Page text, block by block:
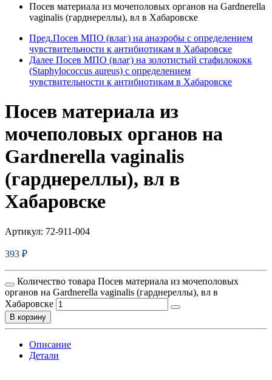
Посев материала из мочеполовых органов на Gardnerella
vaginalis (гарднереллы), вл в Хабаровске
Пред.Посев МПО (влаг) на анаэробы с определением
чувcтвительности к антибиотикам в Хабаровске
Далее Посев МПО (влаг) на золотистый стафилококк
(Staphylococcus aureus) с определением
чувcтвительности к антибиотикам в Хабаровске
Посев материала из
мочеполовых органов на
Gardnerella vaginalis
(гарднереллы), вл в
Хабаровске
Артикул: 72-911-004
393 ₽
Количество товара Посев материала из мочеполовых
органов на Gardnerella vaginalis (гарднереллы), вл в
Хабаровске
В корзину
Описание
Детали